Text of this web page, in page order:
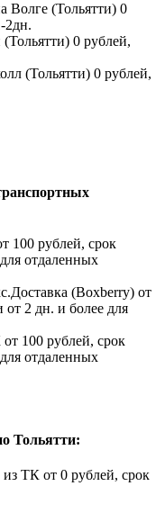
Волге (Тольятти) 0
2дн.
0 рублей,
(Тольятти) 0 рублей,
100 рублей, срок
отдаленных
(Boxberry) от
от 2 дн. и более для
100 рублей, срок
отдаленных
Тольятти:
ТК от 0 рублей, срок